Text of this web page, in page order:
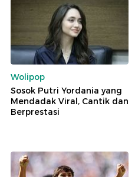
Wolipop
Sosok Putri Yordania yang
Mendadak Viral, Cantik dan
Berprestasi